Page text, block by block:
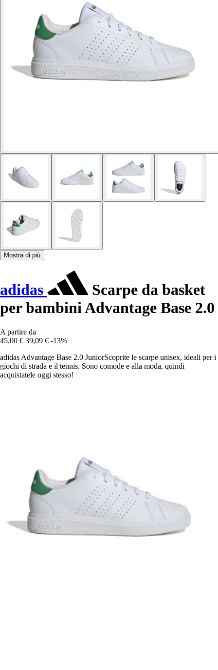
Mostra di più
adidas
Scarpe da basket
per bambini Advantage Base 2.0
A partire da
45,00 € 39,09 € -13%
adidas Advantage Base 2.0 JuniorScoprite le scarpe unisex, ideali per i
giochi di strada e il tennis. Sono comode e alla moda, quindi
acquistatele oggi stesso!